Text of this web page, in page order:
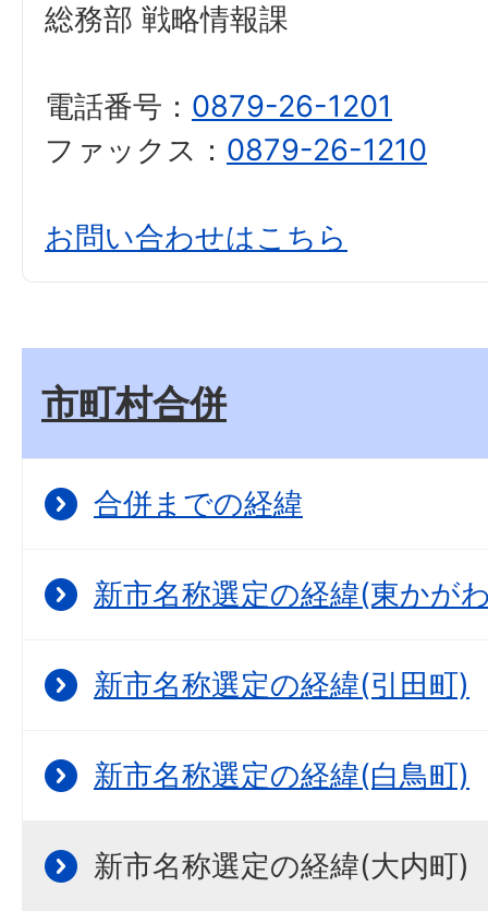
総務部 戦略情報課
電話番号： 0879-26-1201
ファックス： 0879-26-1210
お問い合わせはこちら
市町村合併
合併までの経緯
新市名称選定の経緯(東かが
新市名称選定の経緯(引田町)
新市名称選定の経緯(白鳥町)
新市名称選定の経緯(大内町)